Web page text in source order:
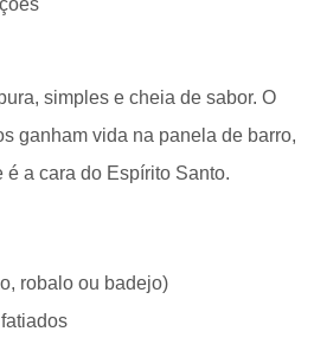
simples e cheia de sabor. O
ganham vida na panela de barro,
é a cara do Espírito Santo.
robalo ou badejo)